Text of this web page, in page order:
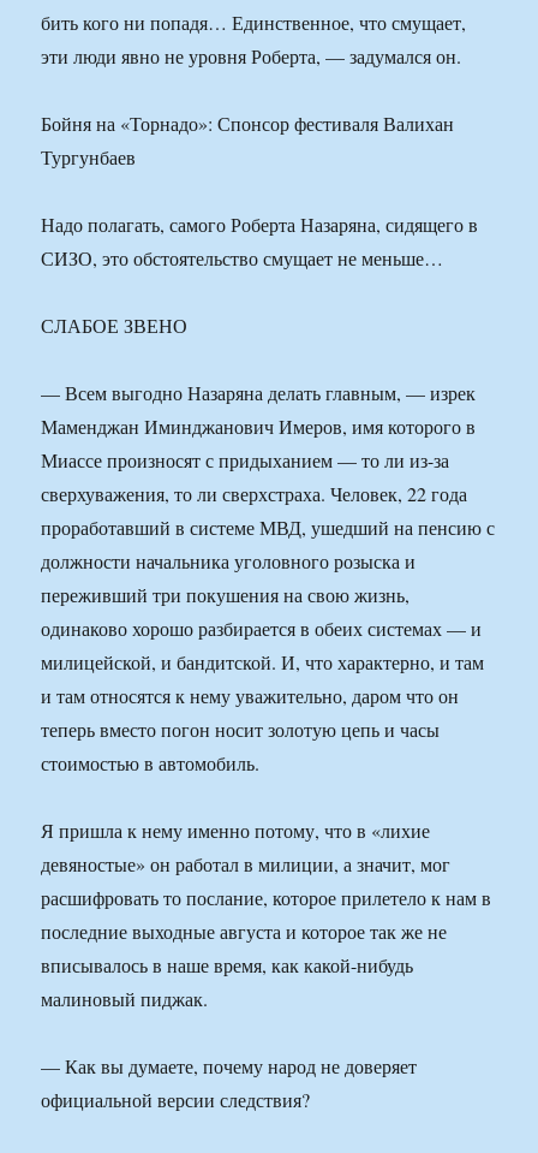
бить кого ни попадя… Единственное, что смущает,
эти люди явно не уровня Роберта, — задумался он.
Бойня на «Торнадо»: Спонсор фестиваля Валихан
Тургунбаев
Надо полагать, самого Роберта Назаряна, сидящего в
СИЗО, это обстоятельство смущает не меньше…
СЛАБОЕ ЗВЕНО
— Всем выгодно Назаряна делать главным, — изрек
Маменджан Иминджанович Имеров, имя которого в
Миассе произносят с придыханием — то ли из-за
сверхуважения, то ли сверхстраха. Человек, 22 года
проработавший в системе МВД, ушедший на пенсию с
должности начальника уголовного розыска и
переживший три покушения на свою жизнь,
одинаково хорошо разбирается в обеих системах — и
милицейской, и бандитской. И, что характерно, и там
и там относятся к нему уважительно, даром что он
теперь вместо погон носит золотую цепь и часы
стоимостью в автомобиль.
Я пришла к нему именно потому, что в «лихие
девяностые» он работал в милиции, а значит, мог
расшифровать то послание, которое прилетело к нам в
последние выходные августа и которое так же не
вписывалось в наше время, как какой-нибудь
малиновый пиджак.
— Как вы думаете, почему народ не доверяет
официальной версии следствия?